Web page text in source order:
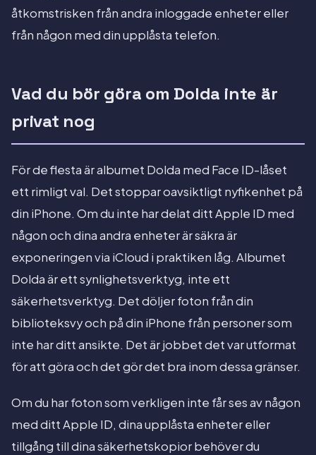
åtkomstrisken från andra inloggade enheter eller
från någon med din upplåsta telefon.
Vad du bör göra om Dolda inte är
privat nog
För de flesta är albumet Dolda med Face ID-låset
ett rimligt val. Det stoppar oavsiktligt nyfikenhet på
din iPhone. Om du inte har delat ditt Apple ID med
någon och dina andra enheter är säkra är
exponeringen via iCloud i praktiken låg. Albumet
Dolda är ett synlighetsverktyg, inte ett
säkerhetsverktyg. Det döljer foton från din
biblioteksvy och på din iPhone från personer som
inte har ditt ansikte. Det är jobbet det var utformat
för att göra och det gör det bra inom dessa gränser.
Om du har foton som verkligen inte får ses av någon
med ditt Apple ID, dina upplåsta enheter eller
tillgång till dina säkerhetskopior behöver du